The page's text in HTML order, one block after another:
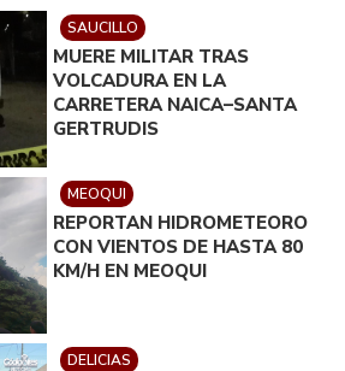
SAUCILLO
MUERE MILITAR TRAS
VOLCADURA EN LA
CARRETERA NAICA–SANTA
GERTRUDIS
MEOQUI
REPORTAN HIDROMETEORO
CON VIENTOS DE HASTA 80
KM/H EN MEOQUI
DELICIAS